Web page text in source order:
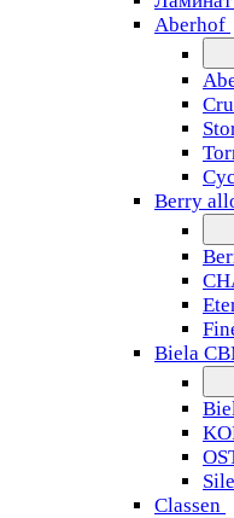
Aberhof
Berry
Biela
Classen